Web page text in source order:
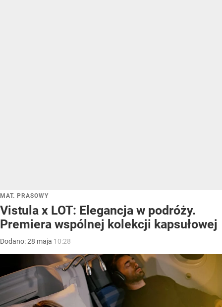
MAT. PRASOWY
Vistula x LOT: Elegancja w podróży.
Premiera wspólnej kolekcji kapsułowej
Dodano:28 maja 10:28